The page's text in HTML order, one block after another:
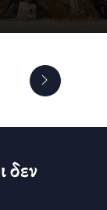
δεν